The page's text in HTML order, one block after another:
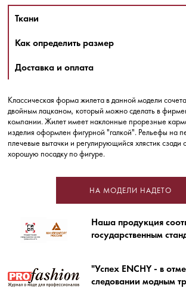
Ткани
Как определить размер
Доставка и оплата
Классическая форма жилета в данной модели
двойным лацканом, который можно сделать в
компании. Жилет имеет наклонные прорезные
изделия оформлен фигурной "галкой". Рельефы на
плечевые вытачки и регулирующийся хлястик сзади
хорошую посадку по фигуре.
НА МОДЕЛИ НАДЕТО
Наша продукция
государственным
"Успех ENCHY - в
следовании модным